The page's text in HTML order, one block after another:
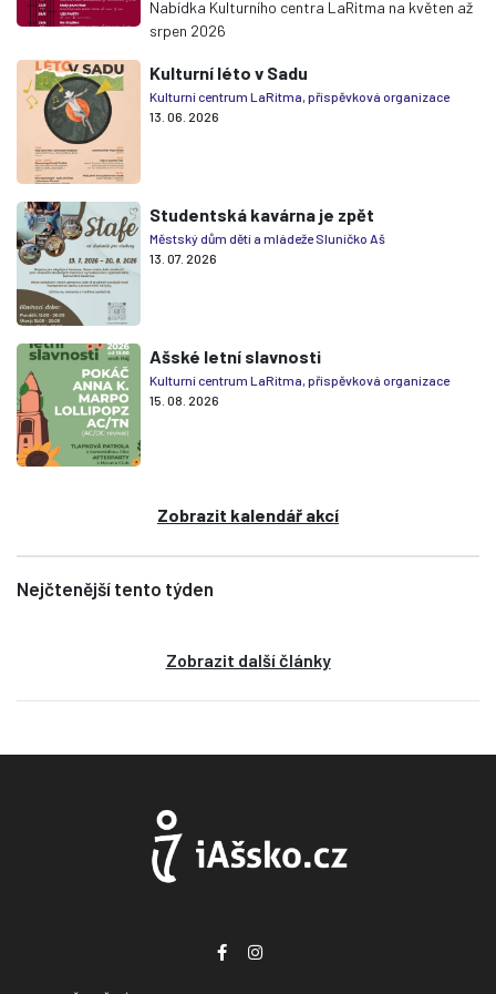
Nabídka Kulturního centra LaRitma na květen až
srpen 2026
Kulturní léto v Sadu
Kulturní centrum LaRitma, příspěvková organizace
13. 06. 2026
Studentská kavárna je zpět
Městský dům dětí a mládeže Sluníčko Aš
13. 07. 2026
Ašské letní slavnosti
Kulturní centrum LaRitma, příspěvková organizace
15. 08. 2026
Zobrazit kalendář akcí
Nejčtenější tento týden
Zobrazit další články